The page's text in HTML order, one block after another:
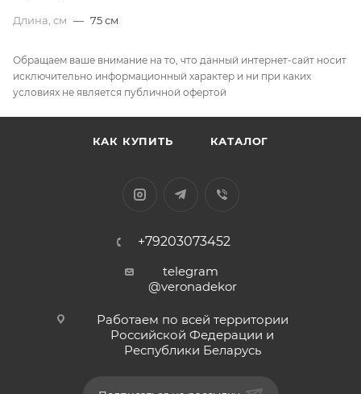
Длина, см — 75 см
Обращаем ваше внимание на то, что данный интернет-сайт носит
исключительно информационный характер и ни при каких
условиях не является публичной офертой
КАК КУПИТЬ КАТАЛОГ
+79203073452
telegram
@veronadekor
Работаем по всей территории
Российской Федерации и
Республики Беларусь